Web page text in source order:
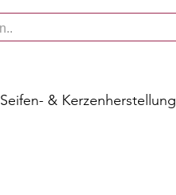
Seifen- & Kerzenherstellung